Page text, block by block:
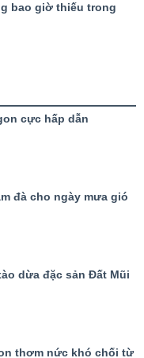
bao giờ thiếu trong
cực hấp dẫn
đà cho ngày mưa gió
dừa đặc sản Đất Mũi
thơm nức khó chối từ